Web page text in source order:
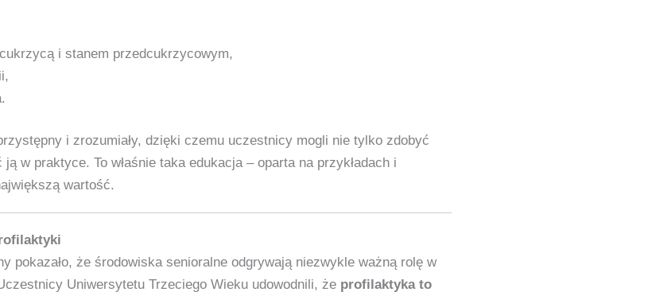
i stanem przedcukrzycowym,
i zrozumiały, dzięki czemu uczestnicy mogli nie tylko zdobyć
w praktyce. To właśnie taka edukacja – oparta na przykładach i
wartość.
pokazało, że środowiska senioralne odgrywają niezwykle ważną rolę w
Uniwersytetu Trzeciego Wieku udowodnili, że profilaktyka to